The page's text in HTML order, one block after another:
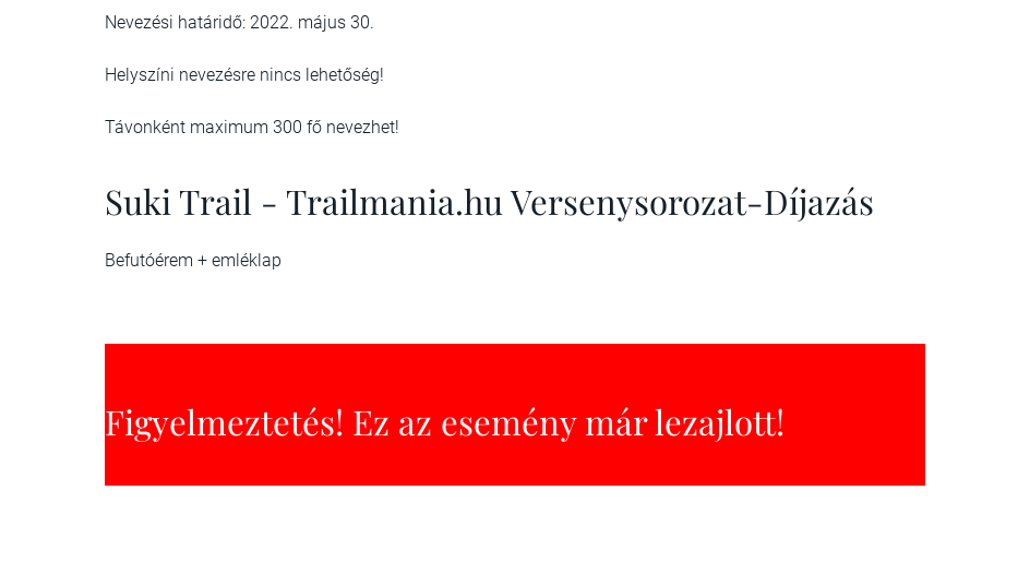
Nevezési határidő: 2022. május 30.
Helyszíni nevezésre nincs lehetőség!
Távonként maximum 300 fő nevezhet!
Suki Trail - Trailmania.hu Versenysorozat-Díjazás
Befutóérem + emléklap
Figyelmeztetés! Ez az esemény már lezajlott!